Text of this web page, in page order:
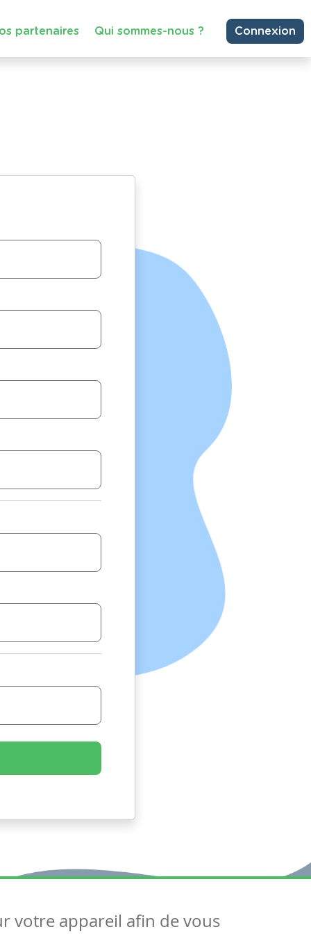
partenaires Qui sommes-nous ? Connexion
nous
votre appareil afin de vous